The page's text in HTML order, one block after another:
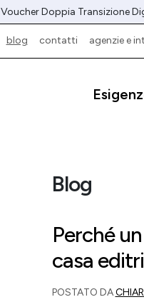
Voucher Doppia Transizione
blog contatti agenzie e
Blog
Perché
casa
POSTATO DA